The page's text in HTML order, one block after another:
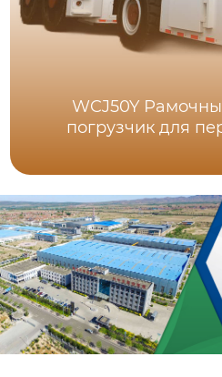
WCJ50Y
погрузчик для